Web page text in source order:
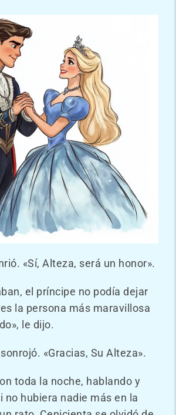
«Sí, Alteza, será un honor».
el príncipe no podía dejar
la persona más maravillosa
le dijo.
«Gracias, Su Alteza».
toda la noche, hablando y
no hubiera nadie más en la